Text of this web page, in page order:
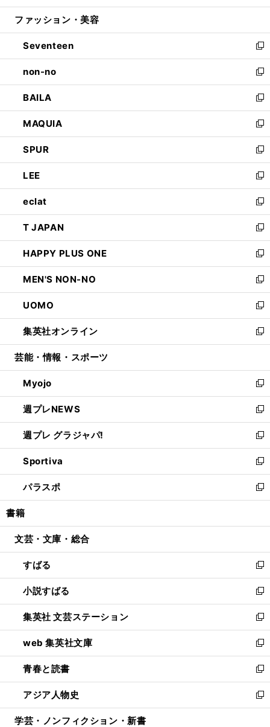
開
ウ
開
く
ン
ウ
で
開
く
ウ
ン
ド
ウ
で
開
く
ファッション・美容
Seventeen
新
し
い
ウ
ィ
ン
ド
ウ
で
開
く
non-no
新
し
い
ウ
ィ
ン
ド
ウ
で
開
く
BAILA
新
し
い
ウ
ィ
ン
ド
ウ
で
開
く
MAQUIA
新
し
い
ウ
ィ
ン
ド
ウ
で
開
く
SPUR
新
し
い
ウ
ィ
ン
ド
ウ
で
開
く
LEE
新
し
い
ウ
ィ
ン
ド
ウ
で
開
く
eclat
新
し
い
ウ
ィ
ン
ド
ウ
で
開
く
T JAPAN
新
し
い
ウ
ィ
ン
ド
ウ
で
開
HAPPY PLUS ONE
新
し
い
ウ
ィ
ン
ド
ウ
開
く
MEN'S NON-NO
新
し
い
ウ
ィ
ン
ウ
で
開
く
UOMO
新
し
い
ウ
ン
ド
ウ
で
開
く
集英社オンライン
新
し
ウ
ィ
ン
ド
ウ
で
開
く
芸能・情報・スポーツ
Myojo
新
し
い
ウ
ィ
ン
ド
ウ
で
開
週プレNEWS
新
し
い
ウ
ィ
ン
ド
ウ
開
週プレ グラジャパ!
新
し
い
ウ
ィ
ン
ウ
開
く
Sportiva
新
し
い
ウ
ン
ウ
で
開
く
パラスポ
新
し
ウ
ン
ド
ウ
で
開
く
書籍
文芸・文庫・総合
すばる
新
し
い
ウ
ィ
ン
ド
ウ
で
開
く
小説すばる
新
し
い
ウ
ィ
ン
ド
ウ
で
開
集英社 文芸ステーション
新
し
い
ウ
ィ
ン
ド
ウ
web 集英社文庫
新
し
い
ウ
ィ
ン
青春と読書
新
し
い
ウ
アジア人物史
新
し
学芸・ノンフィクション・新書